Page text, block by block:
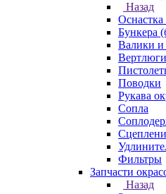
Назад
Оснастка
Бункера
Валики и
Вертлюги
Поводки
Рукава
Сопла
Фильтры
Запчасти
Назад